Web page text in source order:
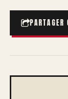
PARTAGER